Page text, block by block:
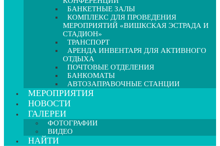
БАНКЕТНЫЕ ЗАЛЫ
КОМПЛЕКС ДЛЯ ПРОВЕДЕНИЯ
МЕРОПРИЯТИЙ «ВИШКСКАЯ ЭСТРАДА И
СТАДИОН»
ТРАНСПОРТ
АРЕНДА ИНВЕНТАРЯ ДЛЯ АКТИВНОГО
ОТДЫХА
ПОЧТОВЫЕ ОТДЕЛЕНИЯ
БАНКОМАТЫ
АВТОЗАПРАВОЧНЫЕ СТАНЦИИ
МЕРОПРИЯТИЯ
НОВОСТИ
ГАЛЕРЕИ
ФОТОГРАФИИ
ВИДЕО
НАЙТИ